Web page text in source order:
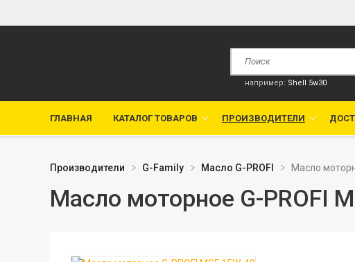
например: Shell 5w30
ГЛАВНАЯ КАТАЛОГ ТОВАРОВ ПРОИЗВОДИТЕЛИ
Производители G-Family Масло G-PROFI Масло
Масло моторное G-PROFI